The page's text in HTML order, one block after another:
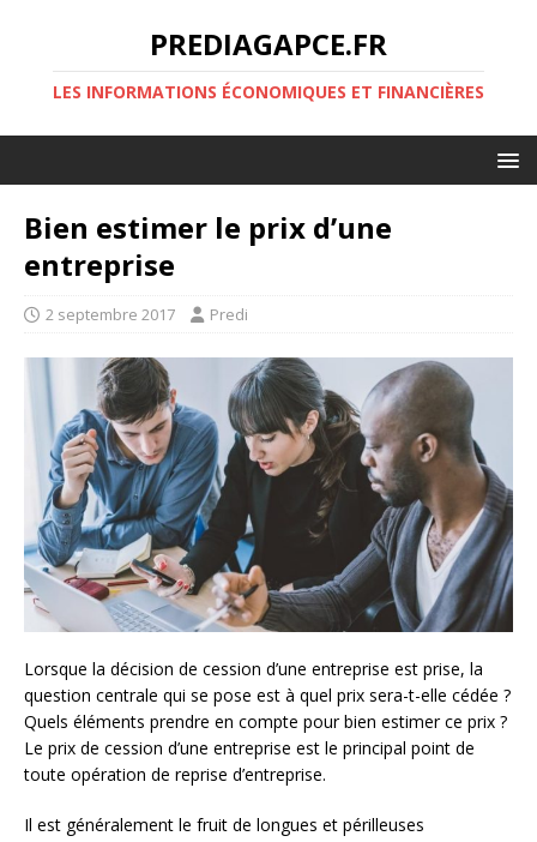
PREDIAGAPCE.FR
LES INFORMATIONS ÉCONOMIQUES ET FINANCIÈRES
Bien estimer le prix d’une
entreprise
2 septembre 2017 Predi
Lorsque la décision de cession d’une entreprise est prise, la
question centrale qui se pose est à quel prix sera-t-elle cédée ?
Quels éléments prendre en compte pour bien estimer ce prix ?
Le prix de cession d’une entreprise est le principal point de
toute opération de reprise d’entreprise.
Il est généralement le fruit de longues et périlleuses